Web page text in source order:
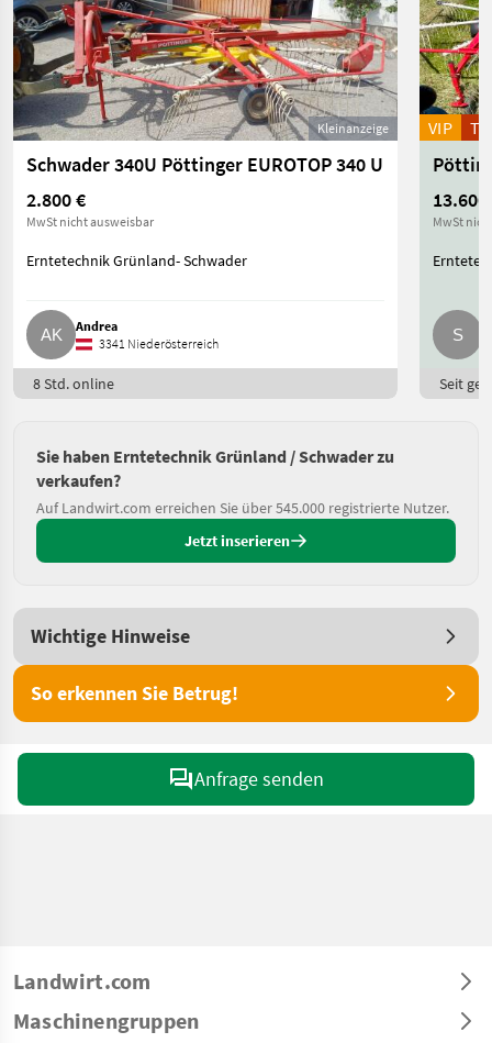
Kleinanzeige
Schwader 340U Pöttinger EUROTOP 340 U
2.800 €
MwSt nicht ausweisbar
Erntetechnik Grünland- Schwader
Andrea
3341 Niederösterreich
8 Std. online
VIP
13.600
MwSt
Seit
Sie haben Erntetechnik Grünland / Schwader zu
verkaufen?
Auf Landwirt.com erreichen Sie über 545.000 registrierte Nutzer.
Jetzt inserieren
Wichtige Hinweise
So erkennen Sie Betrug!
Anfrage senden
Landwirt.com
Maschinengruppen